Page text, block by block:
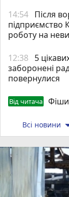
14:54 Після
роботу на
12:38
5
заборонені
повернулися
Від читача
Всі новини